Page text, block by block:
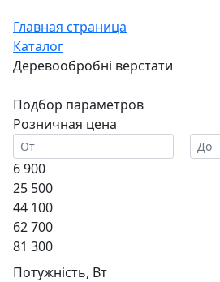
Главная страница
Каталог
Деревообробні верстати
Подбор параметров
Розничная цена
6 900
25 500
44 100
62 700
81 300
Потужність, Вт